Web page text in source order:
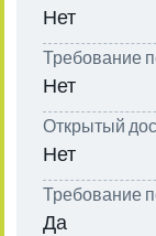
Нет
Требование
Нет
Открытый
Нет
Требование
Да